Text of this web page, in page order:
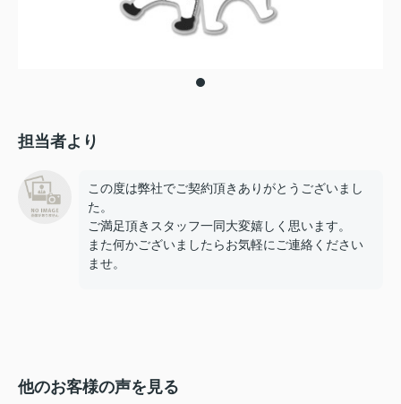
担当者より
この度は弊社でご契約頂きありがとうございまし
た。
ご満足頂きスタッフ一同大変嬉しく思います。
また何かございましたらお気軽にご連絡ください
ませ。
他のお客様の声を見る